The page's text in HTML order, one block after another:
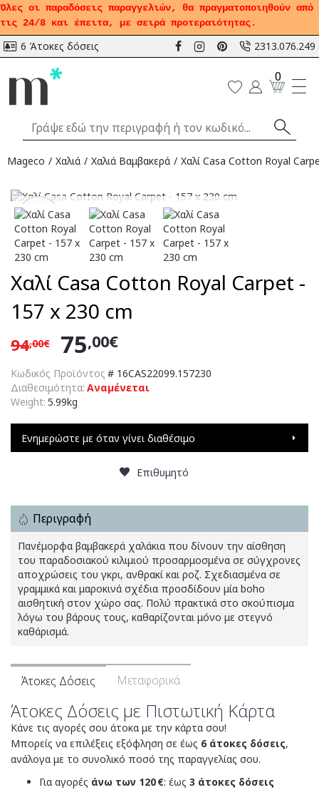
Όλες οι παραδόσεις παραγγελιών, θα πραγματοποιηθούν από
τις 24/8 και έπειτα, με σειρά προτεραιότητας.
6 Άτοκες δόσεις 2313.076.249
0
Mageco Χαλιά Χαλιά Bαμβακερά Χαλί Casa Cotton Royal
-20% Αναμένεται
Χαλί Casa Cotton Royal Carpet -
157 x 230 cm
Κωδικός Προϊόντος # 16CAS22099.157230
Διαθεσιμότητα: Αναμένεται
Weight: 5.99kg
75,00€
94,00€
Ενημερώστε με όταν γίνει διαθέσιμο
Επιθυμητό
Περιγραφή
Πανέμορφα βαμβακερά χαλάκια που δίνουν την αίσθηση
του παραδοσιακού κιλιμιού προσαρμοσμένα σε σύγχρονες
αποχρώσεις του γκρι, ανθρακί και ροζ. Σχεδιασμένα σε
γραμμικά και μαροκινά σχέδια προσδίδουν μία boho
αισθητική στον χώρο σας. Πολύ πρακτικά στο σκούπισμα
λόγω του βάρους τους, καθαρίζονται μόνο με στεγνό
καθάρισμά.
Άτοκες Δόσεις Μεταφορικά
Άτοκες Δόσεις με Πιστωτική Κάρτα
Κάνε τις αγορές σου άτοκα με την κάρτα σου!
Μπορείς να επιλέξεις εξόφληση σε έως 6 άτοκες δόσεις,
ανάλογα με το συνολικό ποσό της παραγγελίας σου.
Για αγορές άνω των 120 €: έως 3 άτοκες δόσεις